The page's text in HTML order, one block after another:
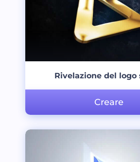
Rivelazione del logo
Creare